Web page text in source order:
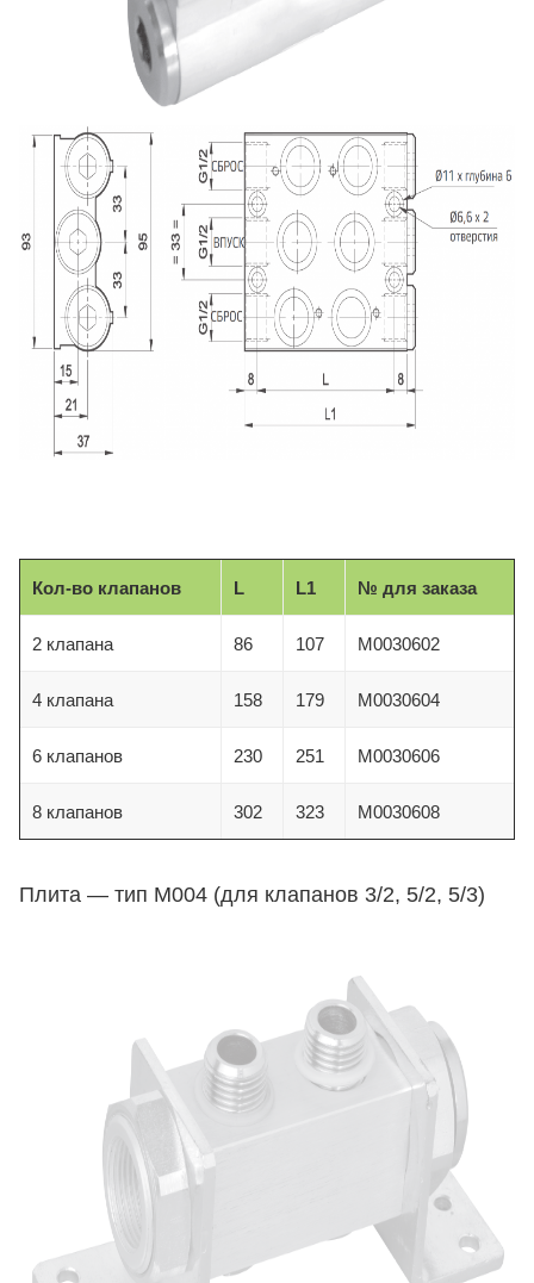
Кол-во клапанов L L1 № для заказа
2 клапана 86 107 M0030602
4 клапана 158 179 M0030604
6 клапанов 230 251 M0030606
8 клапанов 302 323 M0030608
Плита — тип M004 (для клапанов 3/2, 5/2, 5/3)